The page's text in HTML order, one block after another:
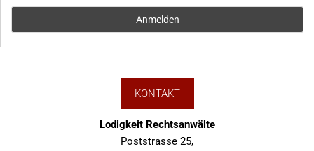
KONTAKT
Lodigkeit Rechtsanwälte
Poststrasse 25,